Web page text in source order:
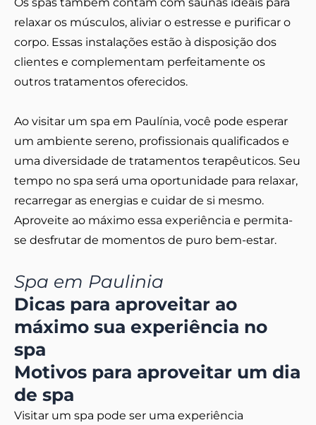
relaxar os músculos, aliviar o estresse e purificar o
corpo. Essas instalações estão à disposição dos
clientes e complementam perfeitamente os
outros tratamentos oferecidos.
Ao visitar um spa em Paulínia, você pode esperar
um ambiente sereno, profissionais qualificados e
uma diversidade de tratamentos terapêuticos. Seu
tempo no spa será uma oportunidade para relaxar,
recarregar as energias e cuidar de si mesmo.
Aproveite ao máximo essa experiência e permita-
se desfrutar de momentos de puro bem-estar.
Spa em Paulinia
Dicas para aproveitar ao
máximo sua experiência no
spa
Motivos para aproveitar um dia
de spa
Visitar um spa pode ser uma experiência